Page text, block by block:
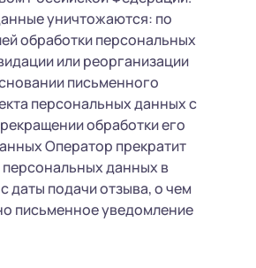
уничтожаются: по
обработки персональных
или реорганизации
письменного
персональных данных с
обработки его
Оператор прекратит
персональных данных в
даты подачи отзыва, о чем
письменное уведомление